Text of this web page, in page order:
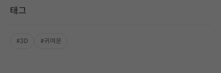
태그
#3D #귀여운